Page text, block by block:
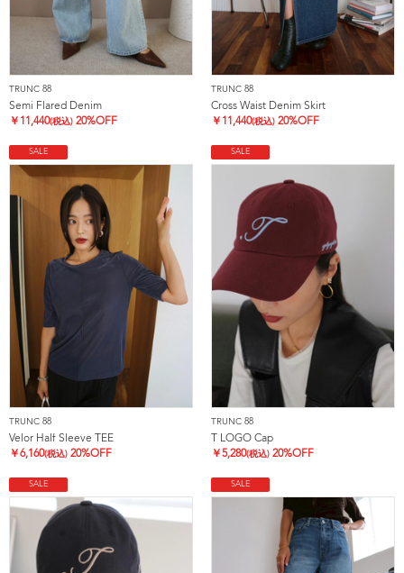
TRUNC 88
Semi Flared Denim
￥ 11,440(税込) 20%OFF
TRUNC 88
Cross Waist Denim Skirt
￥ 11,440(税込) 20%OFF
SALE
TRUNC 88
Velor Half Sleeve TEE
￥6,160(税込) 20%OFF
SALE
TRUNC 88
T LOGO Cap
￥5,280(税込) 20%OFF
SALE SALE